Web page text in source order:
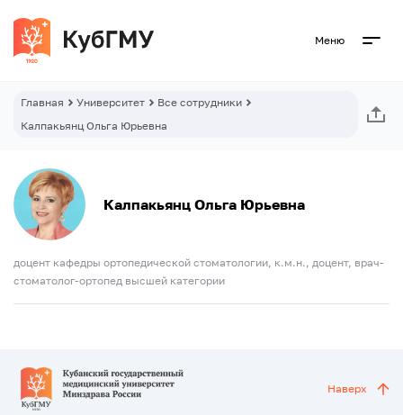
Меню
Главная Университет
Все сотрудники
Калпакьянц Ольга Юрьевна
Калпакьянц Ольга Юрьевна
доцент кафедры ортопедической стоматологии, к.м.н., доцент, врач-
стоматолог-ортопед высшей категории
Наверх